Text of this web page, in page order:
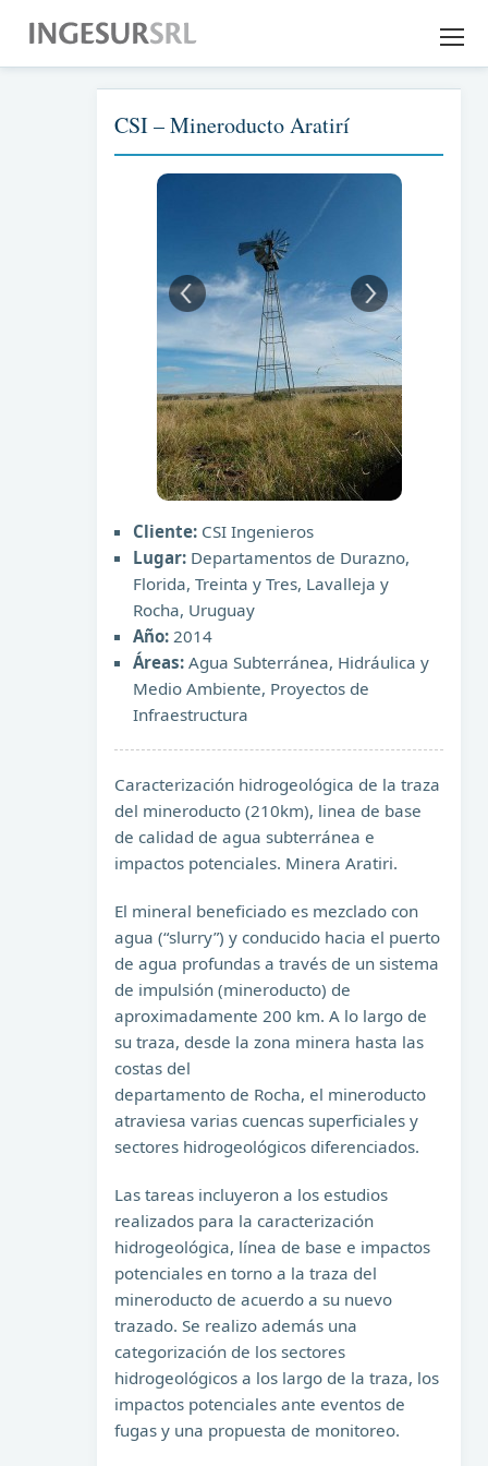
EMPRESA
EXPERIENCIA
CSI – Mineroducto Aratirí
Cliente: CSI Ingenieros
Lugar: Departamentos de Durazno,
Florida, Treinta y Tres, Lavalleja y
Rocha, Uruguay
Año: 2014
Áreas:Agua Subterránea, Hidráulica y
Medio Ambiente, Proyectos de
Infraestructura
Caracterización hidrogeológica de la traza
del mineroducto (210km), linea de base
de calidad de agua subterránea e
impactos potenciales. Minera Aratiri.
El mineral beneficiado es mezclado con
agua (“slurry”) y conducido hacia el puerto
de agua profundas a través de un sistema
de impulsión (mineroducto) de
aproximadamente 200 km. A lo largo de
su traza, desde la zona minera hasta las
costas del
departamento de Rocha, el mineroducto
atraviesa varias cuencas superficiales y
sectores hidrogeológicos diferenciados.
Las tareas incluyeron a los estudios
realizados para la caracterización
hidrogeológica, línea de base e impactos
potenciales en torno a la traza del
mineroducto de acuerdo a su nuevo
trazado. Se realizo además una
categorización de los sectores
hidrogeológicos a los largo de la traza, los
impactos potenciales ante eventos de
fugas y una propuesta de monitoreo.